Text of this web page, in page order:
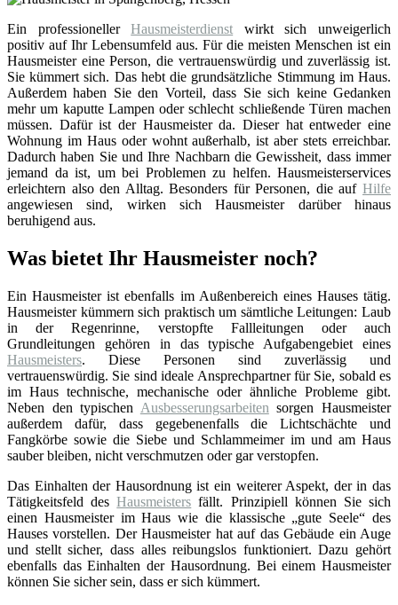
Ein professionellerHausmeisterdienst wirkt sich unweigerlich
positiv auf Ihr Lebensumfeld aus. Für die meisten Menschen ist ein
Hausmeister eine Person, die vertrauenswürdig und zuverlässig ist.
Sie kümmert sich. Das hebt die grundsätzliche Stimmung im Haus.
Außerdem haben Sie den Vorteil, dass Sie sich keine Gedanken
mehr um kaputte Lampen oder schlecht schließende Türen machen
müssen. Dafür ist der Hausmeister da. Dieser hat entweder eine
Wohnung im Haus oder wohnt außerhalb, ist aber stets erreichbar.
Dadurch haben Sie und Ihre Nachbarn die Gewissheit, dass immer
jemand da ist, um bei Problemen zu helfen. Hausmeisterservices
erleichtern also den Alltag. Besonders für Personen, die auf Hilfe
angewiesen sind, wirken sich Hausmeister darüber hinaus
beruhigend aus.
Was bietet Ihr Hausmeister noch?
Ein Hausmeister ist ebenfalls im Außenbereich eines Hauses tätig.
Hausmeister kümmern sich praktisch um sämtliche Leitungen: Laub
in der Regenrinne, verstopfte Fallleitungen oder auch
Grundleitungen gehören in das typische Aufgabengebiet eines
Hausmeisters. Diese Personen sind zuverlässig und
vertrauenswürdig. Sie sind ideale Ansprechpartner für Sie, sobald es
im Haus technische, mechanische oder ähnliche Probleme gibt.
Neben den typischen Ausbesserungsarbeiten sorgen Hausmeister
außerdem dafür, dass gegebenenfalls die Lichtschächte und
Fangkörbe sowie die Siebe und Schlammeimer im und am Haus
sauber bleiben, nicht verschmutzen oder gar verstopfen.
Das Einhalten der Hausordnung ist ein weiterer Aspekt, der in das
Tätigkeitsfeld desHausmeisters fällt. Prinzipiell können Sie sich
einen Hausmeister im Haus wie die klassische „gute Seele“ des
Hauses vorstellen. Der Hausmeister hat auf das Gebäude ein Auge
und stellt sicher, dass alles reibungslos funktioniert. Dazu gehört
ebenfalls das Einhalten der Hausordnung. Bei einem Hausmeister
können Sie sicher sein, dass er sich kümmert.